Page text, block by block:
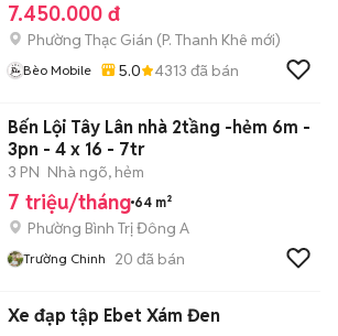
7.450.000 đ
Phường Thạc Gián (P. Thanh Khê mới)
Bèo Mobile 5.0 4313 đã bán
Bến Lội Tây Lân nhà 2tầng -hẻm 6m -
3pn - 4 x 16 - 7tr
3 PN Nhà ngõ, hẻm
7 triệu/tháng 64 m²
Phường Bình Trị Đông A
Trường Chinh 20 đã bán
Xe đạp tập Ebet Xám Đen